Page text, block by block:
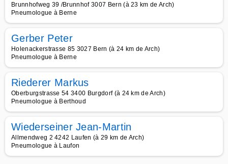
Brunnhofweg 39 /Brunnhof 3007 Bern (à 23 km de Arch)
Pneumologue à Berne
Gerber Peter
Holenackerstrasse 85 3027 Bern (à 24 km de Arch)
Pneumologue à Berne
Riederer Markus
Oberburgstrasse 54 3400 Burgdorf (à 24 km de Arch)
Pneumologue à Berthoud
Wiederseiner Jean-Martin
Allmendweg 2 4242 Laufen (à 29 km de Arch)
Pneumologue à Laufon